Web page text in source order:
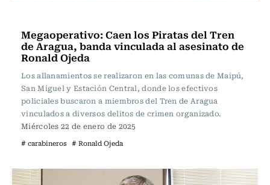
Megaoperativo: Caen los Piratas del Tren
de Aragua, banda vinculada al asesinato de
Ronald Ojeda
Los allanamientos se realizaron en las comunas de Maipú,
San Miguel y Estación Central, donde los efectivos
policiales buscaron a miembros del Tren de Aragua
vinculados a diversos delitos de crimen organizado.
Miércoles 22 de enero de 2025
# carabineros # Ronald Ojeda